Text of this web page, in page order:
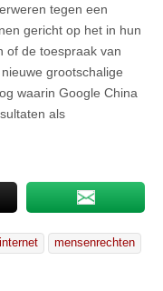
tegen een
gericht op het in hun
of de toespraak van
grootschalige
waarin Google China
als
internet
mensenrechten